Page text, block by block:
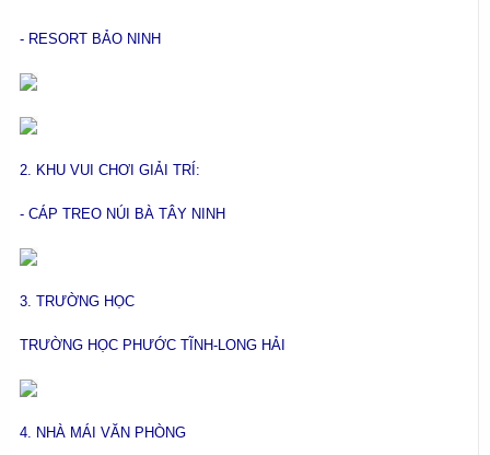
- RESORT BẢO NINH
2. KHU VUI CHƠI GIẢI TRÍ:
- CÁP TREO NÚI BÀ TÂY NINH
3. TRƯỜNG HỌC
TRƯỜNG HỌC PHƯỚC TĨNH-LONG HẢI
4. NHÀ MÁI VĂN PHÒNG